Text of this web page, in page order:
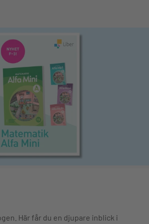
Här får du en djupare inblick i